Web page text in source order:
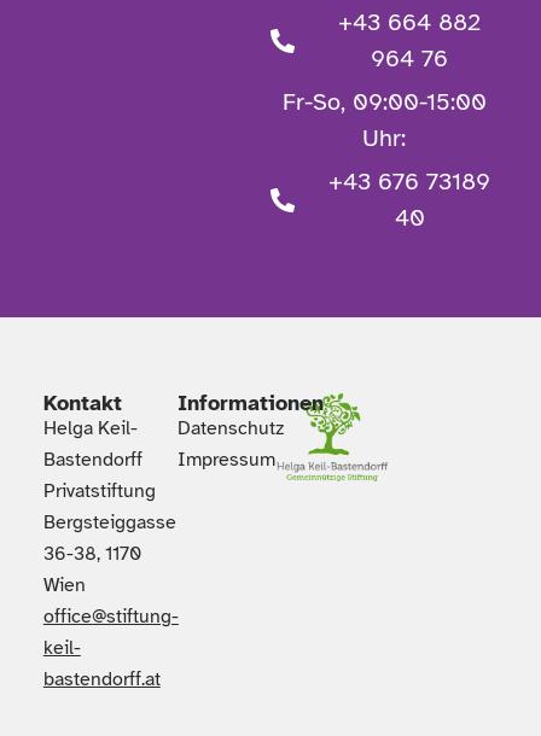
+43 664 882
964 76
Fr-So, 09:00-15:00
Uhr:
+43 676 73189
40
Informationen
Datenschutz
Impressum
Kontakt
Helga Keil-
Bastendorff
Privatstiftung
Bergsteiggasse
36-38, 1170
Wien
office@stiftung-
keil-
bastendorff.at